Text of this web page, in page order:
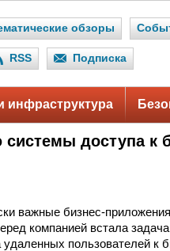
обзоры
RSS Подписка
инфраструктура
доступа к
важные бизнес-
компанией встала
пользователей к